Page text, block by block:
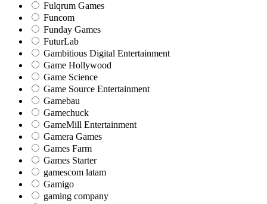
Fulqrum Games
Funcom
Funday Games
FuturLab
Gambitious Digital Entertainment
Game Hollywood
Game Science
Game Source Entertainment
Gamebau
Gamechuck
GameMill Entertainment
Gamera Games
Games Farm
Games Starter
gamescom latam
Gamigo
gaming company